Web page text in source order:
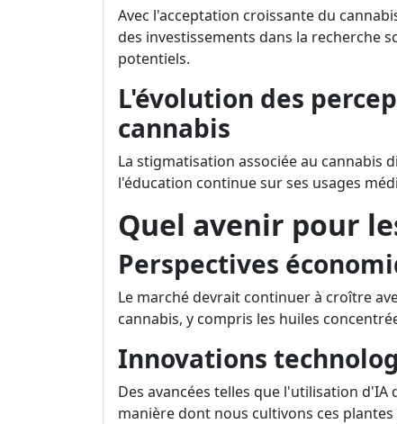
Avec l'acceptation croissante du
des investissements dans la recherche
potentiels.
L'évolution des
cannabis
La stigmatisation associée au cannabis
l'éducation continue sur ses usages
Quel avenir pour
Perspectives
Le marché devrait continuer à croître
cannabis, y compris les huiles
Innovations
Des avancées telles que l'utilisation
manière dont nous cultivons ces plantes